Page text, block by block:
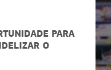
PARA
Oações